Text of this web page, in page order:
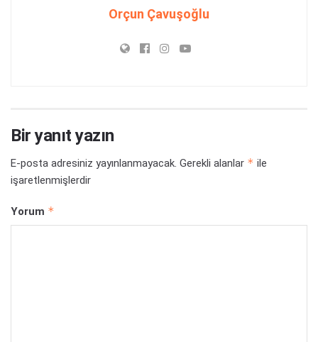
Orçun Çavuşoğlu
Bir yanıt yazın
E-posta adresiniz yayınlanmayacak. Gerekli alanlar * ile
işaretlenmişlerdir
Yorum *